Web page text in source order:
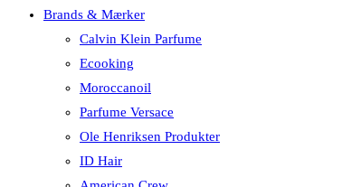
Brands & Mærker
Calvin Klein Parfume
Ecooking
Moroccanoil
Parfume Versace
Ole Henriksen Produkter
ID Hair